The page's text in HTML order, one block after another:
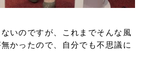
いのですが、これまでそんな風
かったので、自分でも不思議に